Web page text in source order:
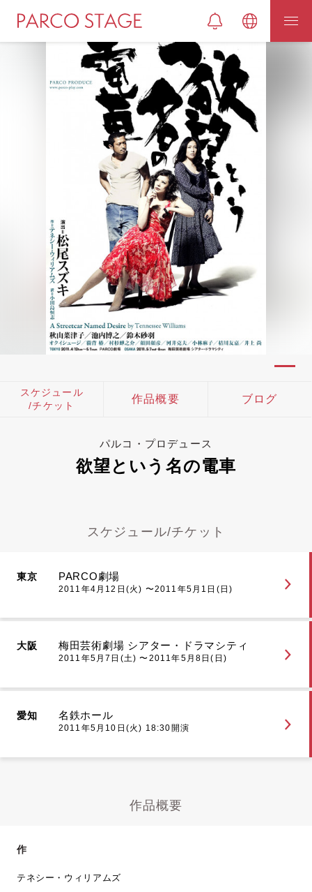
スケジュール
/チケット
作品概要 ブログ
パルコ・プロデュース
欲望という名の電車
スケジュール/チケット
東京 PARCO劇場
2011年4月12日(火) 〜2011年5月1日(日)
大阪 梅田芸術劇場 シアター・ドラマシティ
2011年5月7日(土) 〜2011年5月8日(日)
愛知 名鉄ホール
2011年5月10日(火) 18:30開演
作品概要
作
テネシー・ウィリアムズ